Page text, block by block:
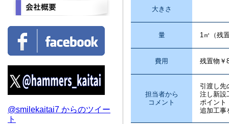
大きさ
量 1㎥（残
費用 残置物
担当者から
コメント
引渡し先
注し新設
ポイント
追加工事
@smilekaitai7 からのツイー
ト